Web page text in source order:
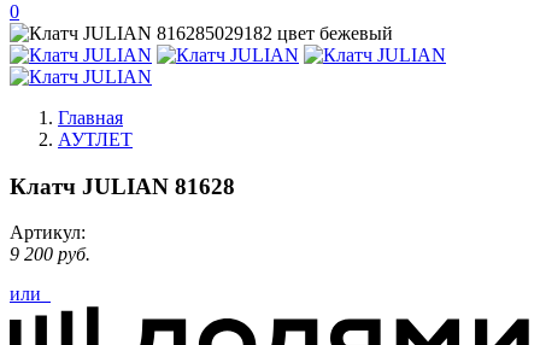
0
Главная
АУТЛЕТ
Клатч JULIAN 81628
Артикул:
9 200 руб.
или